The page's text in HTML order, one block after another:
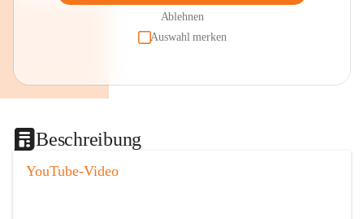
Ablehnen
Auswahl merken
Beschreibung
YouTube-Video